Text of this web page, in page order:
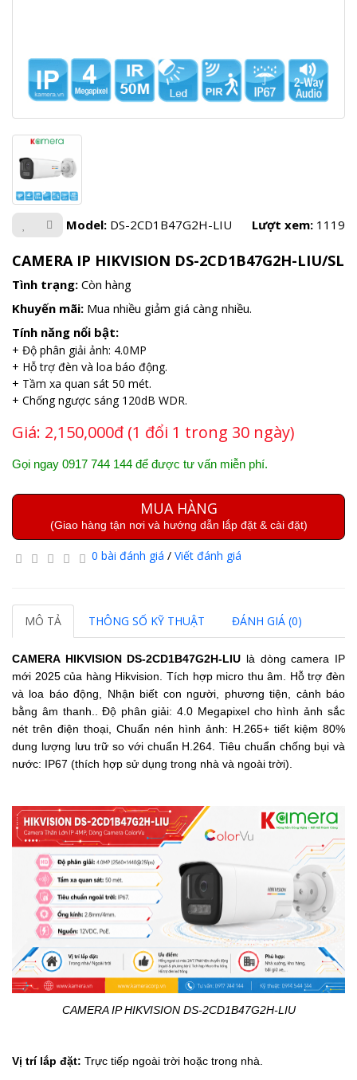
Model: DS-2CD1B47G2H-LIU Lượt xem: 1119
CAMERA IP HIKVISION DS-2CD1B47G2H-LIU/SL
Tình trạng: Còn hàng
Khuyến mãi: Mua nhiều giảm giá càng nhiều.
Tính năng nổi bật:
+ Độ phân giải ảnh: 4.0MP
+ Hỗ trợ đèn và loa báo động.
+ Tầm xa quan sát 50 mét.
+ Chống ngược sáng 120dB WDR.
Giá: 2,150,000đ (1 đổi 1 trong 30 ngày)
Gọi ngay 0917 744 144 để được tư vấn miễn phí.
MUA HÀNG
(Giao hàng tận nơi và hướng dẫn lắp đặt & cài đặt)
0 bài đánh giá / Viết đánh giá
MÔ TẢ THÔNG SỐ KỸ THUẬT ĐÁNH GIÁ (0)
CAMERA HIKVISION DS-2CD1B47G2H-LIU là dòng camera IP
mới 2025 của hàng Hikvision
Tích hợp micro thu âm. Hỗ trợ đèn
và loa báo động, Nhận biết con người, phương tiện, cảnh báo
bằng âm thanh.
.Độ phân giải: 4.0 Megapixel cho hình ảnh sắc
nét trên điện thoại, Chuẩn nén hình ảnh: H.265+ tiết kiệm 80%
dung lượng lưu trữ so với chuẩn H.264. Tiêu chuẩn chống bụi và
nước: IP67 (thích hợp sử dụng trong nhà và ngoài trời).
CAMERA IP HIKVISION DS-2CD1B47G2H-LIU
Vị trí lắp đặt: Trực tiếp ngoài trời hoặc trong nhà.